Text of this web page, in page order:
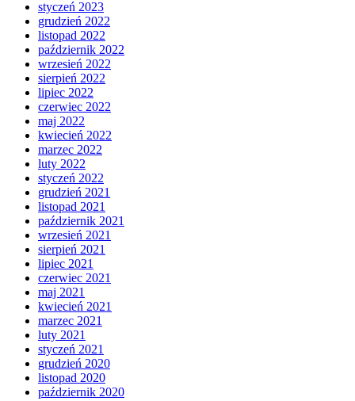
styczeń 2023
grudzień 2022
listopad 2022
październik 2022
wrzesień 2022
sierpień 2022
lipiec 2022
czerwiec 2022
maj 2022
kwiecień 2022
marzec 2022
luty 2022
styczeń 2022
grudzień 2021
listopad 2021
październik 2021
wrzesień 2021
sierpień 2021
lipiec 2021
czerwiec 2021
maj 2021
kwiecień 2021
marzec 2021
luty 2021
styczeń 2021
grudzień 2020
listopad 2020
październik 2020